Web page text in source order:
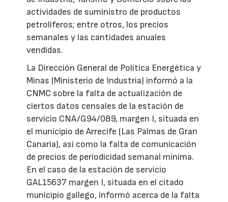
actividades de suministro de productos
petrolíferos; entre otros, los precios
semanales y las cantidades anuales
vendidas.
La Dirección General de Política Energética y
Minas (Ministerio de Industria) informó a la
CNMC sobre la falta de actualización de
ciertos datos censales de la estación de
servicio CNA/G94/089, margen I, situada en
el municipio de Arrecife (Las Palmas de Gran
Canaria), así como la falta de comunicación
de precios de periodicidad semanal mínima.
En el caso de la estación de servicio
GAL15637 margen I, situada en el citado
municipio gallego, informó acerca de la falta